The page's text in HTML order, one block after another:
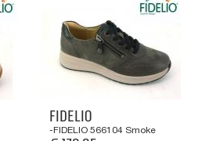
FIDELIO
-FIDELIO 566104 Smoke